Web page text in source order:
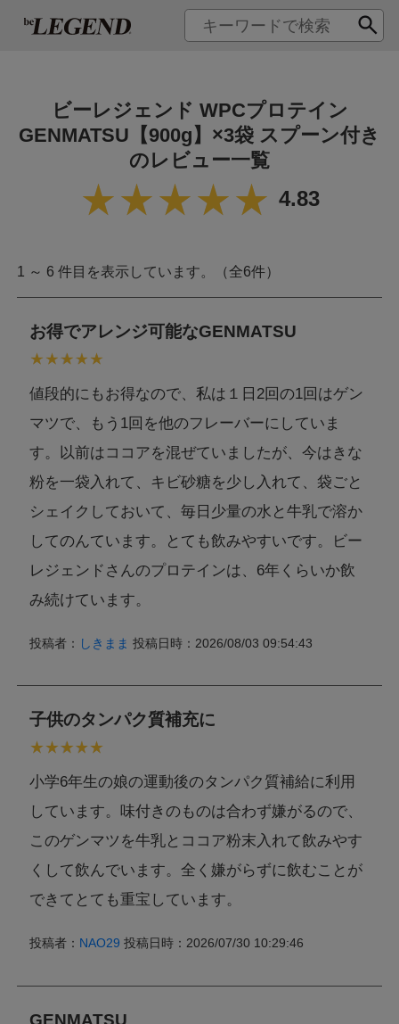
ビーレジェンド WPCプロテイン
GENMATSU【900g】×3袋 スプーン付き
のレビュー一覧
4.83
1 ～ 6 件目を表示しています。（全6件）
お得でアレンジ可能なGENMATSU
値段的にもお得なので、私は１日2回の1回はゲン
マツで、もう1回を他のフレーバーにしていま
す。以前はココアを混ぜていましたが、今はきな
粉を一袋入れて、キビ砂糖を少し入れて、袋ごと
シェイクしておいて、毎日少量の水と牛乳で溶か
してのんています。とても飲みやすいです。ビー
レジェンドさんのプロテインは、6年くらいか飲
み続けています。
投稿者： しきまま 投稿日時：2026/08/03 09:54:43
子供のタンパク質補充に
小学6年生の娘の運動後のタンパク質補給に利用
しています。味付きのものは合わず嫌がるので、
このゲンマツを牛乳とココア粉末入れて飲みやす
くして飲んでいます。全く嫌がらずに飲むことが
できてとても重宝しています。
投稿者： NAO29 投稿日時：2026/07/30 10:29:46
GENMATSU